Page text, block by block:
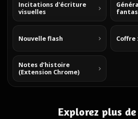
Incitations d'écriture
visuelles
Nouvelle flash Coffre
Notes d’histoire
(Extension Chrome)
Explorez plus de